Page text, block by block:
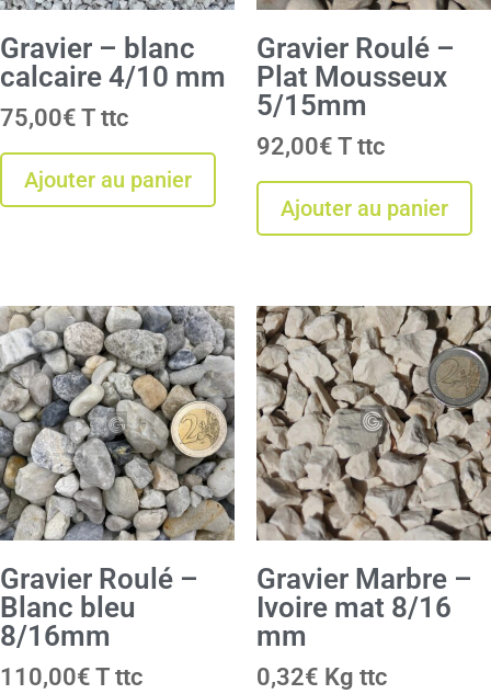
Gravier – blanc
calcaire 4/10 mm
75,00€T
Ajouter au panier
Gravier Roulé –
Plat Mousseux
5/15mm
92,00€T
Ajouter au panier
Gravier Roulé –
Blanc bleu
8/16mm
110,00€T
Gravier Marbre –
Ivoire mat 8/16
mm
0,32€ Kg